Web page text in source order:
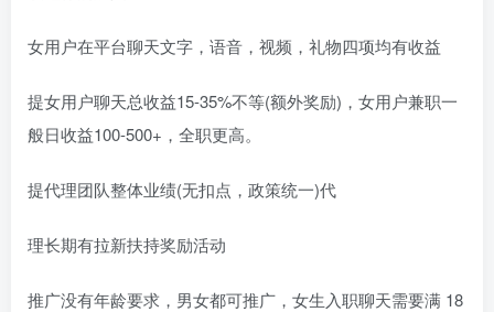
女用户在平台聊天文字，语音，视频，礼物四项均有收益
提女用户聊天总收益15-35%不等(额外奖励)，女用户兼职一
般日收益100-500+，全职更高。
提代理团队整体业绩(无扣点，政策统一)代
理长期有拉新扶持奖励活动
推广没有年龄要求，男女都可推广，女生入职聊天需要满 18